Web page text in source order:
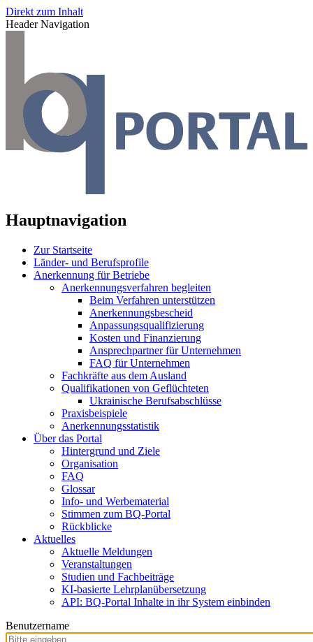
Direkt zum Inhalt
Header Navigation
Hauptnavigation
Zur Startseite
Länder- und Berufsprofile
Anerkennung für Betriebe
Anerkennungsverfahren begleiten
Beim Verfahren unterstützen
Anerkennungsbescheid
Anpassungsqualifizierung
Kosten und Finanzierung
Ansprechpartner für Unternehmen
FAQ für Unternehmen
Fachkräfte aus dem Ausland
Qualifikationen von Geflüchteten
Ukrainische Berufsabschlüsse
Praxisbeispiele
Anerkennungsstatistik
Über das Portal
Hintergrund und Ziele
Organisation
FAQ
Glossar
Info- und Werbematerial
Stimmen zum BQ-Portal
Rückblicke
Aktuelles
Aktuelle Meldungen
Veranstaltungen
Studien und Fachbeiträge
KI-basierte Lehrplanübersetzung
API: BQ-Portal Inhalte in ihr System einbinden
Benutzername